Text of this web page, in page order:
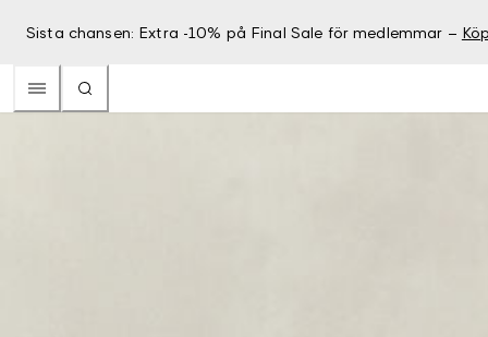
Sista chansen: Extra -10% på Final Sale för medlemmar –